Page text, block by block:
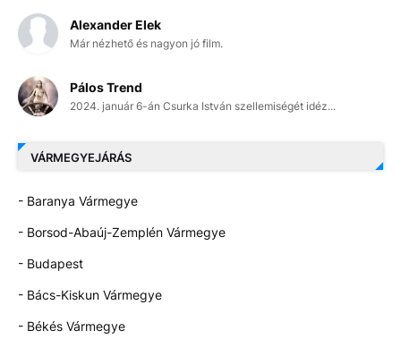
Alexander Elek
Már nézhető és nagyon jó film.
Pálos Trend
2024. január 6-án Csurka István szellemiségét idéz...
VÁRMEGYEJÁRÁS
- Baranya Vármegye
- Borsod-Abaúj-Zemplén Vármegye
- Budapest
- Bács-Kiskun Vármegye
- Békés Vármegye